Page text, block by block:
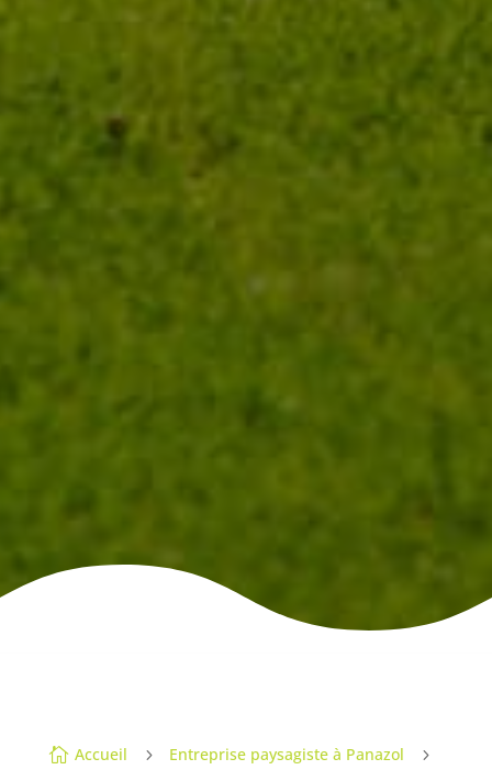
 Accueil 5 Entreprise paysagiste à Panazol 5